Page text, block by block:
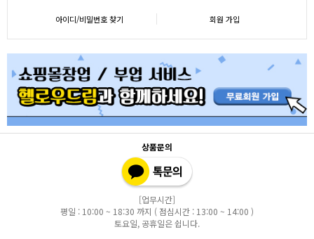
아이디/비밀번호 찾기 회원 가입
상품문의
[업무시간]
평일 : 10:00 ~ 18:30 까지 ( 점심시간 : 13:00 ~ 14:00 )
토요일, 공휴일은 쉽니다.